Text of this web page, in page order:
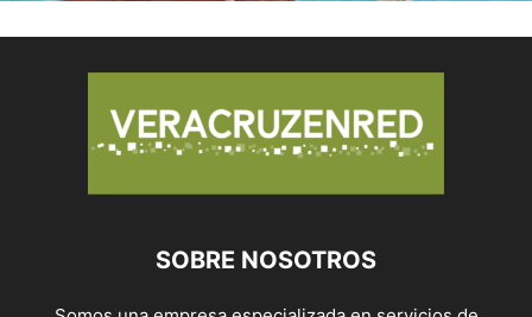
SOBRE NOSOTROS